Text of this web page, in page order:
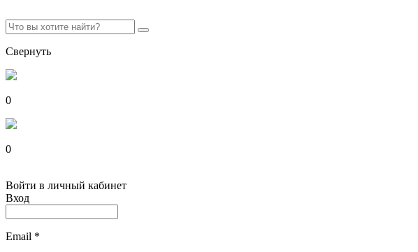
Свернуть
0
0
Войти в личный кабинет
Вход
Email *